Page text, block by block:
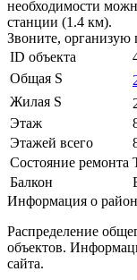
необходимости
станции (1.4 км).
Звоните, организую
ID объекта
Общая S
Жилая S
Этаж
Этажей всего
Состояние ремонта
Балкон
Информация о
Распределение
объектов.
сайта.